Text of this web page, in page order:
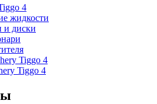
4
жидкости
и диски
Tiggo 4
Tiggo 4